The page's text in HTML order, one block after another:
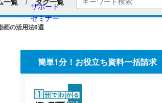
サポート
セミナー
商品・サービス紹介
容用品 ブランディング
医療業界
旅館・民宿
保険業界・生命保険
企画リリース 会員向け情報
画の活用法6選
簡単1分！お役立ち資料一括請求